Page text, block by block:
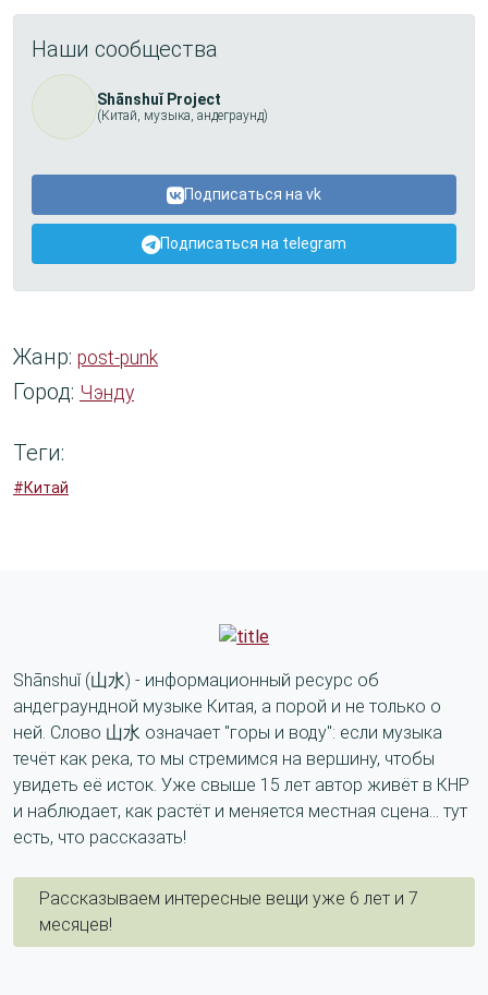
Наши сообщества
Shānshuǐ Project
(Китай, музыка, андеграунд)
Подписаться на vk
Подписаться на telegram
Жанр: post-punk
Город: Чэнду
Теги:
#Китай
Shānshuǐ (山水) - информационный ресурс об
андеграундной музыке Китая, а порой и не только о
ней. Слово 山水 означает "горы и воду": если музыка
течёт как река, то мы стремимся на вершину, чтобы
увидеть её исток. Уже свыше 15 лет автор живёт в КНР
и наблюдает, как растёт и меняется местная сцена... тут
есть, что рассказать!
Рассказываем интересные вещи уже 6 лет и 7
месяцев!